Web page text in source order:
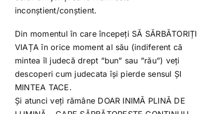
inconștient/conștient.
Din momentul în care începeți SĂ SĂRBĂTORIȚI
VIAȚA în orice moment al său (indiferent că
mintea îl judecă drept ”bun” sau ”rău”) veți
descoperi cum judecata își pierde sensul ȘI
MINTEA TACE.
Și atunci veți rămâne DOAR INIMĂ PLINĂ DE